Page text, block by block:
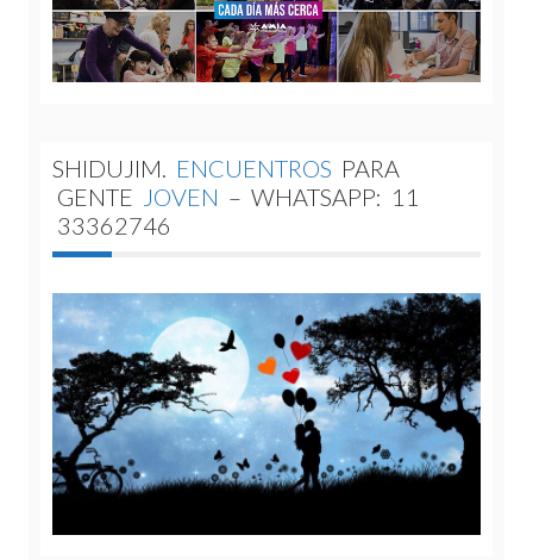
SHIDUJIM. ENCUENTROS PARA
GENTE JOVEN – WHATSAPP: 11
33362746